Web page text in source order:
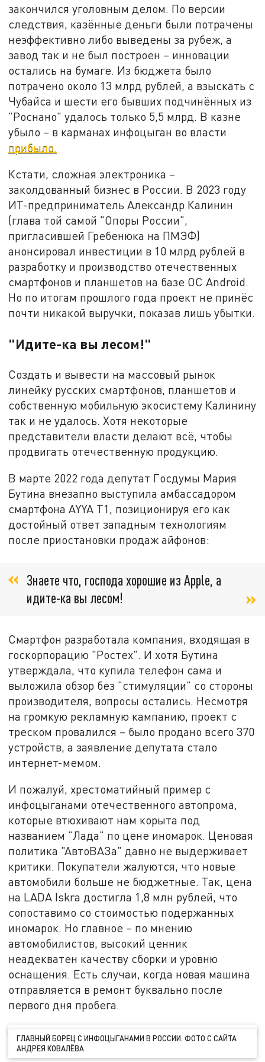
закончился уголовным делом. По версии
следствия, казённые деньги были потрачены
неэффективно либо выведены за рубеж, а
завод так и не был построен – инновации
остались на бумаге. Из бюджета было
потрачено около 13 млрд рублей, а взыскать с
Чубайса и шести его бывших подчинённых из
"Роснано" удалось только 5,5 млрд. В казне
убыло – в карманах инфоцыган во власти
прибыло.
Кстати, сложная электроника –
заколдованный бизнес в России. В 2023 году
ИТ-предприниматель Александр Калинин
(глава той самой "Опоры России",
пригласившей Гребенюка на ПМЭФ)
анонсировал инвестиции в 10 млрд рублей в
разработку и производство отечественных
смартфонов и планшетов на базе ОС Android.
Но по итогам прошлого года проект не принёс
почти никакой выручки, показав лишь убытки.
"Идите-ка вы лесом!"
Создать и вывести на массовый рынок
линейку русских смартфонов, планшетов и
собственную мобильную экосистему Калинину
так и не удалось. Хотя некоторые
представители власти делают всё, чтобы
продвигать отечественную продукцию.
В марте 2022 года депутат Госдумы Мария
Бутина внезапно выступила амбассадором
смартфона AYYA T1, позиционируя его как
достойный ответ западным технологиям
после приостановки продаж айфонов:
Знаете что, господа хорошие из Apple, а
идите-ка вы лесом!
Смартфон разработала компания, входящая в
госкорпорацию "Ростех". И хотя Бутина
утверждала, что купила телефон сама и
выложила обзор без "стимуляции" со стороны
производителя, вопросы остались. Несмотря
на громкую рекламную кампанию, проект с
треском провалился – было продано всего 370
устройств, а заявление депутата стало
интернет-мемом.
И пожалуй, хрестоматийный пример с
инфоцыганами отечественного автопрома,
которые втюхивают нам корыта под
названием "Лада" по цене иномарок. Ценовая
политика "АвтоВАЗа" давно не выдерживает
критики. Покупатели жалуются, что новые
автомобили больше не бюджетные. Так, цена
на LADA Iskra достигла 1,8 млн рублей, что
сопоставимо со стоимостью подержанных
иномарок. Но главное – по мнению
автомобилистов, высокий ценник
неадекватен качеству сборки и уровню
оснащения. Есть случаи, когда новая машина
отправляется в ремонт буквально после
первого дня пробега.
ГЛАВНЫЙ БОРЕЦ С ИНФОЦЫГАНАМИ В РОССИИ. ФОТО С САЙТА
АНДРЕЯ КОВАЛЁВА